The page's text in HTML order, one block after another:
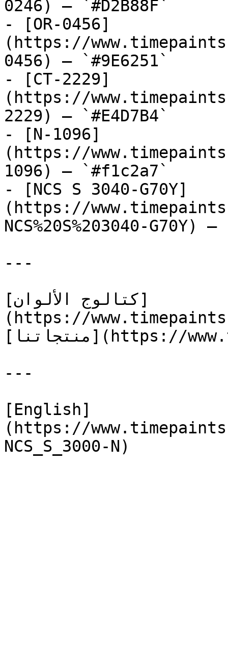
0246) — `#D2B88F`
- [OR-0456]
(https://
0456) — `#9E6251`
- [CT-2229]
(https://
2229) — `#E4D7B4`
- [N-1096]
(https://
1096) — `#f1c2a7`
- [NCS S 3040-G70Y]
(https://
NCS%20S%203040-G70Y)
---
[كتالوج الألوان]
(https://
[منتجاتنا](https://www.timepaints.com/ar/products)
---
[English]
(https://
NCS_S_3000-N)